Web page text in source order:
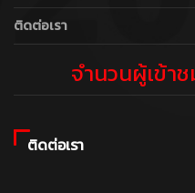
ติดต่อเรา
จำนวนผู้เข้า
ติดต่อเรา